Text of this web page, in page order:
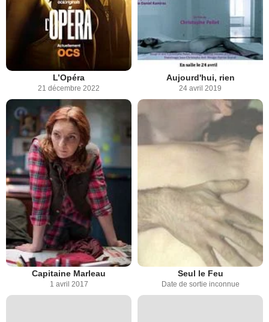
L’Opéra
21 décembre 2022
Aujourd'hui, rien
24 avril 2019
Capitaine Marleau
1 avril 2017
Seul le Feu
Date de sortie inconnue